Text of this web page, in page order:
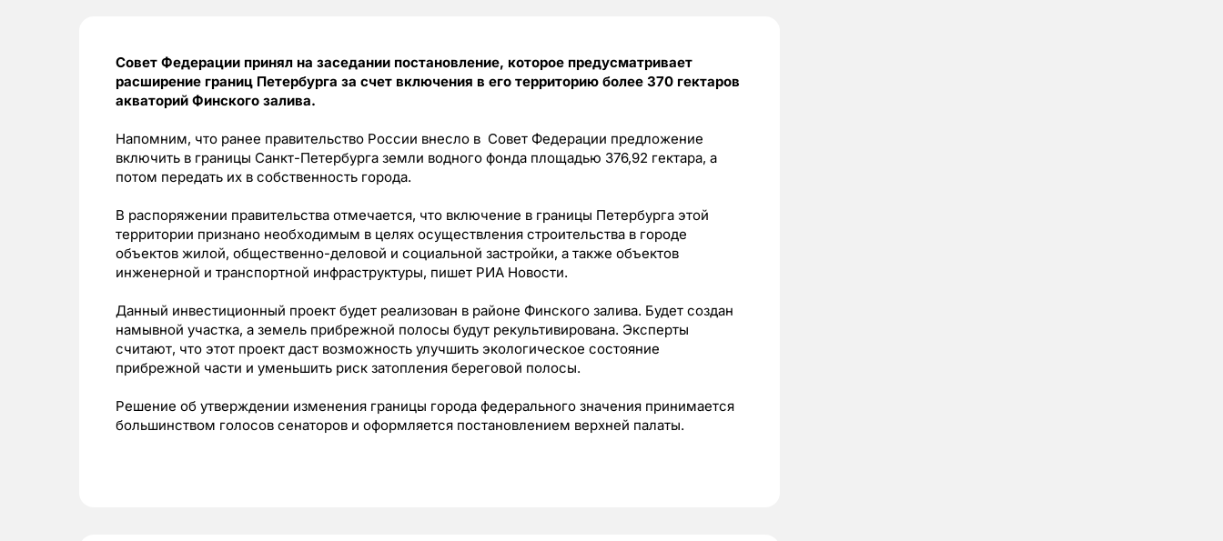
Совет Федерации принял на заседании постановление, которое предусматривает
расширение границ Петербурга за счет включения в его территорию более 370 гектаров
акваторий Финского залива.
Напомним, что ранее правительство России внесло в Совет Федерации предложение
включить в границы Санкт-Петербурга земли водного фонда площадью 376,92 гектара, а
потом передать их в собственность города.
В распоряжении правительства отмечается, что включение в границы Петербурга этой
территории признано необходимым в целях осуществления строительства в городе
объектов жилой, общественно-деловой и социальной застройки, а также объектов
инженерной и транспортной инфраструктуры, пишет РИА Новости.
Данный инвестиционный проект будет реализован в районе Финского залива. Будет создан
намывной участка, а земель прибрежной полосы будут рекультивирована. Эксперты
считают, что этот проект даст возможность улучшить экологическое состояние
прибрежной части и уменьшить риск затопления береговой полосы.
Решение об утверждении изменения границы города федерального значения принимается
большинством голосов сенаторов и оформляется постановлением верхней палаты.